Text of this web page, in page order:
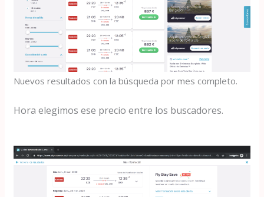
Nuevos resultados con la búsqueda por mes completo.
Hora elegimos ese precio entre los buscadores.